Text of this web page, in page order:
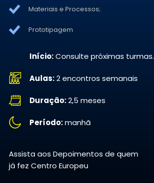
Materiais e Processos;
Prototipagem
Início:Consulte próximas turmas.
Aulas:2 encontros semanais
Duração:2,5 meses
Período:manhã
Assista aos Depoimentos de quem
já fez Centro Europeu